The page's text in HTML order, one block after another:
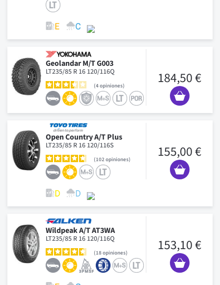
Geolandar M/T G003
LT235/85 R 16 120/116Q
4opiniones 184,50 €
Open Country A/T Plus
LT235/85 R 16 120/116S
102 opiniones 155,00 €
Wildpeak A/T AT3WA
LT235/85 R 16 120/116Q
18 opiniones 153,10 €